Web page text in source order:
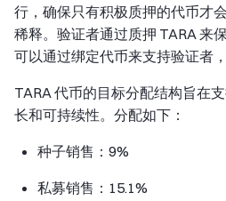
行，确保只有积极质押的代币才
稀释。验证者通过质押 TARA 来
可以通过绑定代币来支持验证者
TARA 代币的目标分配结构旨在
长和可持续性。分配如下：
种子销售：9%
私募销售：15.1%